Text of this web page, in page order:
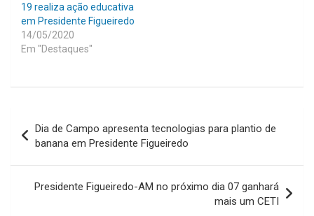
19 realiza ação educativa
em Presidente Figueiredo
14/05/2020
Em "Destaques"
de
Post
Dia de Campo apresenta tecnologias para plantio de
banana em Presidente Figueiredo
Presidente Figueiredo-AM no próximo dia 07 ganhará
mais um CETI